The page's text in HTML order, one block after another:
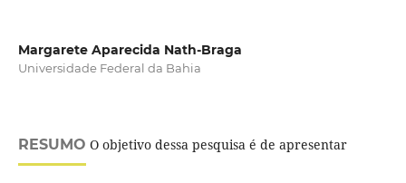
Margarete Aparecida Nath-Braga
Universidade Federal da Bahia
RESUMO O objetivo dessa pesquisa é de apresentar